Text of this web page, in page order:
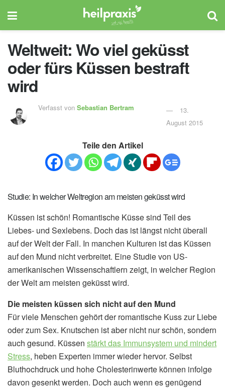
Weltweit: Wo viel geküsst
oder fürs Küssen bestraft
wird
Verfasst von Sebastian Bertram
13.
August 2015
Teile den Artikel
Studie: In welcher Weltregion am meisten geküsst wird
Küssen ist schön! Romantische Küsse sind Teil des
Liebes- und Sexlebens. Doch das ist längst nicht überall
auf der Welt der Fall. In manchen Kulturen ist das Küssen
auf den Mund nicht verbreitet. Eine Studie von US-
amerikanischen Wissenschaftlern zeigt, in welcher Region
der Welt am meisten geküsst wird.
Die meisten küssen sich nicht auf den Mund
Für viele Menschen gehört der romantische Kuss zur Liebe
oder zum Sex. Knutschen ist aber nicht nur schön, sondern
auch gesund. Küssen stärkt das Immunsystem und mindert
Stress, heben Experten immer wieder hervor. Selbst
Bluthochdruck und hohe Cholesterinwerte können infolge
davon gesenkt werden. Doch auch wenn es genügend